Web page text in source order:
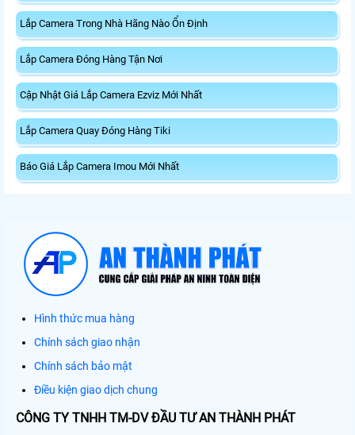
Lắp Camera Trong Nhà Hãng Nào Ổn Định
Lắp Camera Đóng Hàng Tận Nơi
Cập Nhật Giá Lắp Camera Ezviz Mới Nhất
Lắp Camera Quay Đóng Hàng Tiki
Báo Giá Lắp Camera Imou Mới Nhất
Hình thức mua hàng
Chính sách giao nhận
Chính sách bảo mật
Điều kiện giao dịch chung
CÔNG TY TNHH TM-DV ĐẦU TƯ AN THÀNH PHÁT